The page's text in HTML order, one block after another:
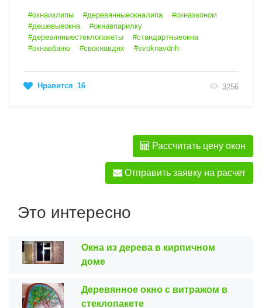
#окнаизлипы #деревянныеокналипа
#окнаэконом
#дешевыеокна
#окнавпарилку
#деревянныестеклопакеты
#стандартныеокна
#окнавбаню
#свокнавднх #svoknavdnh
Нравится 16 3256
Рассчитать цену окон
Отправить заявку на расчет
Это интересно
Окна из дерева в кирпичном
доме
Деревянное окно с витражом в
стеклопакете